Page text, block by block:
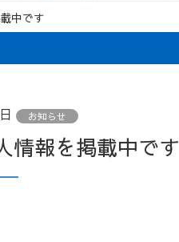
中です
お知らせ
情報を掲載中です